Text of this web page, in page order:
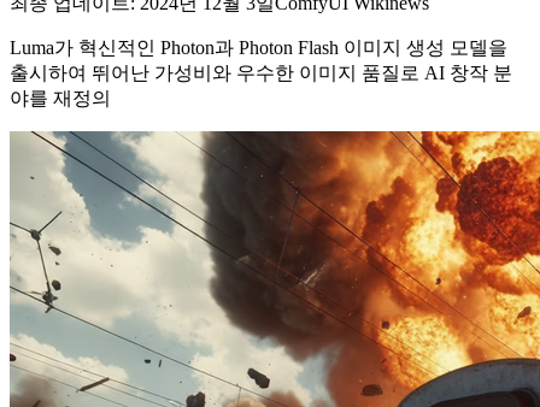
Luma가 혁신적인 Photon과 Photon Flash 이미지 생성 모델을
출시하여 뛰어난 가성비와 우수한 이미지 품질로 AI 창작 분
야를 재정의